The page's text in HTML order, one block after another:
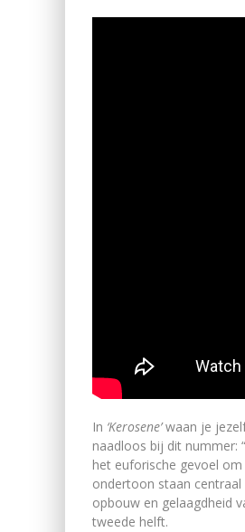
In ‘Kerosene’waan je
naadloos bij dit nummer:
het euforische gevoel
ondertoon staan
opbouw en gelaagdheid
tweede helft.